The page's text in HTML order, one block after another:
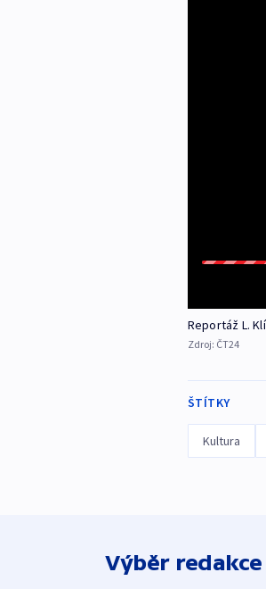
Reportáž L.
Zdroj: ČT24
ŠTÍTKY
Kultura
Výběr redakce